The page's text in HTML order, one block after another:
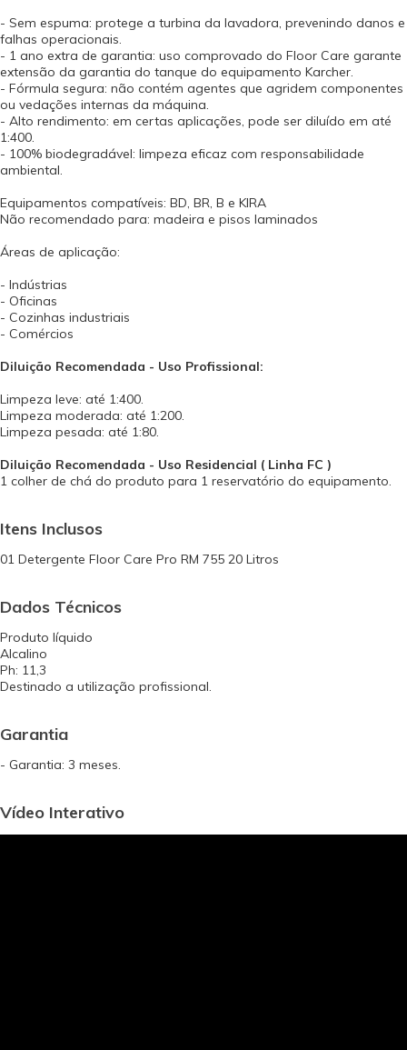
- Sem espuma: protege a turbina da lavadora, prevenindo danos e
falhas operacionais.
- 1 ano extra de garantia: uso comprovado do Floor Care garante
extensão da garantia do tanque do equipamento Karcher.
- Fórmula segura: não contém agentes que agridem componentes
ou vedações internas da máquina.
- Alto rendimento: em certas aplicações, pode ser diluído em até
1:400.
- 100% biodegradável: limpeza eficaz com responsabilidade
ambiental.
Equipamentos compatíveis: BD, BR, B e KIRA
Não recomendado para: madeira e pisos laminados
Áreas de aplicação:
- Indústrias
- Oficinas
- Cozinhas industriais
- Comércios
Diluição Recomendada - Uso Profissional:
Limpeza leve: até 1:400.
Limpeza moderada: até 1:200.
Limpeza pesada: até 1:80.
Diluição Recomendada - Uso Residencial ( Linha FC )
1 colher de chá do produto para 1 reservatório do equipamento.
Itens Inclusos
01 Detergente Floor Care Pro RM 755 20 Litros
Dados Técnicos
Produto líquido
Alcalino
Ph: 11,3
Destinado a utilização profissional.
Garantia
- Garantia: 3 meses.
Vídeo Interativo